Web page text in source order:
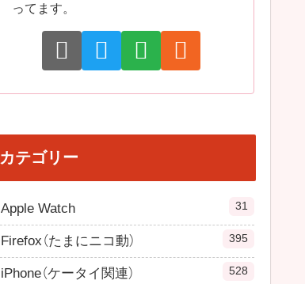
ってます。
カテゴリー
Apple Watch 31
Firefox（たまにニコ動） 395
iPhone（ケータイ関連） 528